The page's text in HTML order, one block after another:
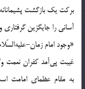
بركت يك بازگشت
آساني را جايگزين
«وجود امام زمان-
غيبت پي‌آمد كفران نعمت
به مقام عظماي امامت